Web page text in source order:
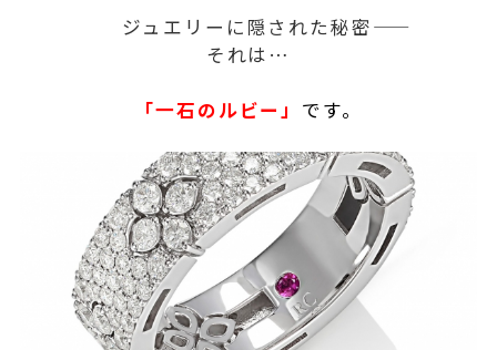
ジュエリーに隠された秘密――
それは…
「一石のルビー」 です。